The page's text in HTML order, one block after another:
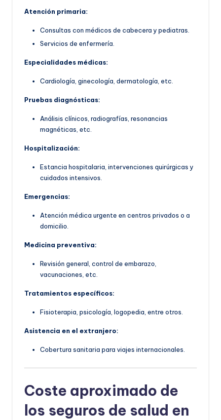
Atención primaria:
Consultas con médicos de cabecera y pediatras.
Servicios de enfermería.
Especialidades médicas:
Cardiología, ginecología, dermatología, etc.
Pruebas diagnósticas:
Análisis clínicos, radiografías, resonancias
magnéticas, etc.
Hospitalización:
Estancia hospitalaria, intervenciones quirúrgicas y
cuidados intensivos.
Emergencias:
Atención médica urgente en centros privados o a
domicilio.
Medicina preventiva:
Revisión general, control de embarazo,
vacunaciones, etc.
Tratamientos específicos:
Fisioterapia, psicología, logopedia, entre otros.
Asistencia en el extranjero:
Cobertura sanitaria para viajes internacionales.
Coste aproximado de
los seguros de salud en